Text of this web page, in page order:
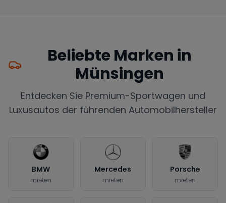
Beliebte Marken in
Münsingen
Entdecken Sie Premium-Sportwagen und
Luxusautos der führenden Automobilhersteller
BMW
mieten
Mercedes
mieten
Porsche
mieten